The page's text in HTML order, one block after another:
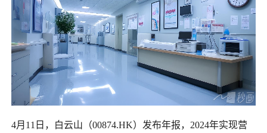
4月11日，白云山（00874.HK）发布年报，2024年实现营